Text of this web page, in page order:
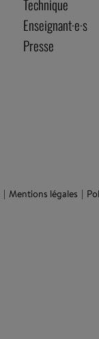
Technique
Enseignant·e·s
Presse
Mentions légales